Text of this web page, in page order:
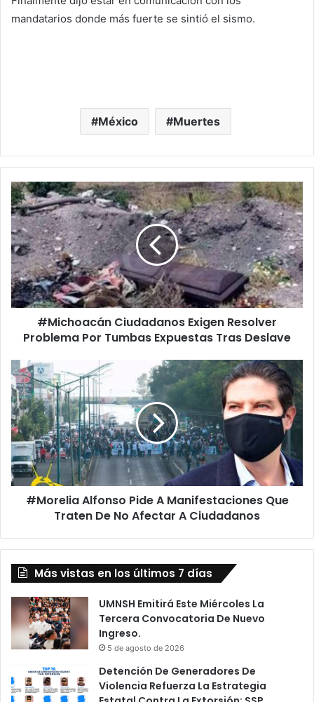
mandatarios donde más fuerte se sintió el sismo.
México Muertes
#Michoacán
Ciudadanos
Exigen
Resolver
Problema
Por
Tumbas
Expuestas
Tras
Deslave#Michoacán Ciudadanos Exigen Resolver
Problema Por Tumbas Expuestas Tras Deslave
#Morelia
Alfonso
Pide
A
Manifestaciones
Que
Traten
De
No
Afectar
#Morelia Alfonso Pide A Manifestaciones Que
Traten De No Afectar A Ciudadanos
Más vistas en los últimos 7 días
UMNSH Emitirá Este Miércoles La
Tercera Convocatoria De Nuevo
Ingreso.
5 de agosto de 2026
Detención De Generadores De
Violencia Refuerza La Estrategia